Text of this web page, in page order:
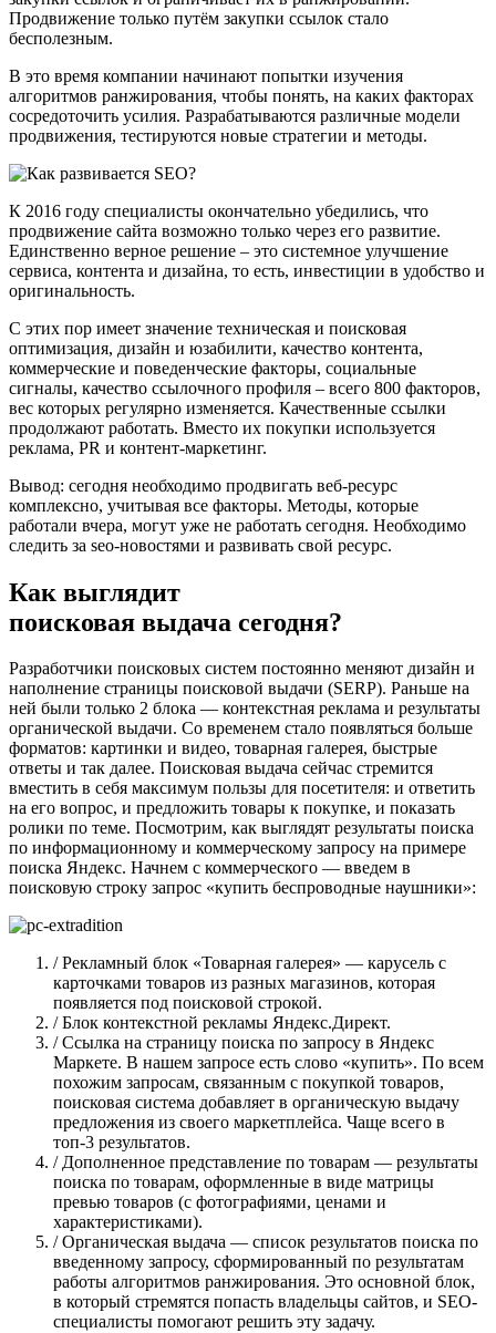
Продвижение только путём закупки ссылок стало
бесполезным.
В это время компании начинают попытки изучения
алгоритмов ранжирования, чтобы понять, на каких факторах
сосредоточить усилия. Разрабатываются различные модели
продвижения, тестируются новые стратегии и методы.
К 2016 году специалисты окончательно убедились, что
продвижение сайта возможно только через его развитие.
Единственно верное решение – это системное улучшение
сервиса, контента и дизайна, то есть, инвестиции в удобство и
оригинальность.
С этих пор имеет значение техническая и поисковая
оптимизация, дизайн и юзабилити, качество контента,
коммерческие и поведенческие факторы, социальные
сигналы, качество ссылочного профиля – всего 800 факторов,
вес которых регулярно изменяется. Качественные ссылки
продолжают работать. Вместо их покупки используется
реклама, PR и контент-маркетинг.
Вывод: сегодня необходимо продвигать веб-ресурс
комплексно, учитывая все факторы. Методы, которые
работали вчера, могут уже не работать сегодня. Необходимо
следить за seo-новостями и развивать свой ресурс.
Как выглядит
поисковая выдача сегодня?
Разработчики поисковых систем постоянно меняют дизайн и
наполнение страницы поисковой выдачи (SERP). Раньше на
ней были только 2 блока — контекстная реклама и результаты
органической выдачи. Со временем стало появляться больше
форматов: картинки и видео, товарная галерея, быстрые
ответы и так далее. Поисковая выдача сейчас стремится
вместить в себя максимум пользы для посетителя: и ответить
на его вопрос, и предложить товары к покупке, и показать
ролики по теме. Посмотрим, как выглядят результаты поиска
по информационному и коммерческому запросу на примере
поиска Яндекс. Начнем с коммерческого — введем в
поисковую строку запрос «купить беспроводные наушники»:
/ Рекламный блок «Товарная галерея» — карусель с
карточками товаров из разных магазинов, которая
появляется под поисковой строкой.
/ Блок контекстной рекламы Яндекс.Директ.
/ Ссылка на страницу поиска по запросу в Яндекс
Маркете. В нашем запросе есть слово «купить». По всем
похожим запросам, связанным с покупкой товаров,
поисковая система добавляет в органическую выдачу
предложения из своего маркетплейса. Чаще всего в
топ-3 результатов.
/ Дополненное представление по товарам — результаты
поиска по товарам, оформленные в виде матрицы
превью товаров (с фотографиями, ценами и
характеристиками).
/ Органическая выдача — список результатов поиска по
введенному запросу, сформированный по результатам
работы алгоритмов ранжирования. Это основной блок,
в который стремятся попасть владельцы сайтов, и SEO-
специалисты помогают решить эту задачу.